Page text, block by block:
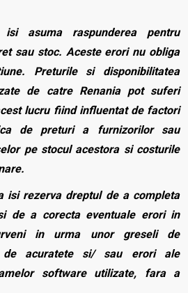
asuma raspunderea pentru
sau stoc. Aceste erori nu obliga
Preturile si disponibilitatea
de catre Renania pot suferi
lucru fiind influentat de factori
de preturi a furnizorilor sau
pe stocul acestora si costurile
isi rezerva dreptul de a completa
de a corecta eventuale erori in
in urma unor greseli de
de acuratete si/ sau erori ale
software utilizate, fara a